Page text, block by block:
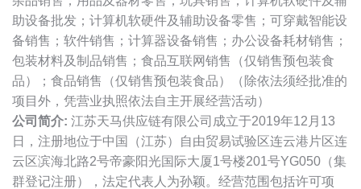
助设备批发；计算机软硬件及辅助设备零售；可穿戴智能设
备销售；软件销售；计算器设备销售；办公设备耗材销售；
包装材料及制品销售；食品互联网销售（仅销售预包装食
品）；食品销售（仅销售预包装食品）（除依法须经批准的
项目外，凭营业执照依法自主开展经营活动）
公司简介: 江苏天马供应链有限公司成立于2019年12月13
日，注册地位于中国（江苏）自由贸易试验区连云港片区连
云区滨海北路2号帝豪阳光国际大厦1号楼201号YG050（集
群登记注册），法定代表人为孙颖。经营范围包括许可项